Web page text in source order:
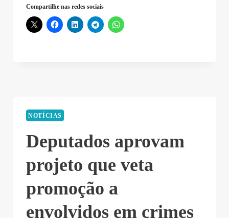
Compartilhe nas redes sociais
NOTÍCIAS
Deputados aprovam
projeto que veta
promoção a
envolvidos em crimes